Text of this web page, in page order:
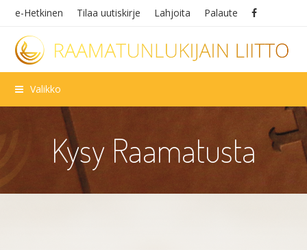
e-Hetkinen Tilaa uutiskirje Lahjoita Palaute
Valikko
Kysy Raamatusta